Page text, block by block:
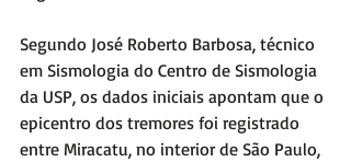
Segundo José Roberto Barbosa, técnico
em Sismologia do Centro de Sismologia
da USP, os dados iniciais apontam que o
epicentro dos tremores foi registrado
entre Miracatu, no interior de São Paulo,